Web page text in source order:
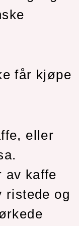
får kjøpe
eller
av kaffe
ristede og